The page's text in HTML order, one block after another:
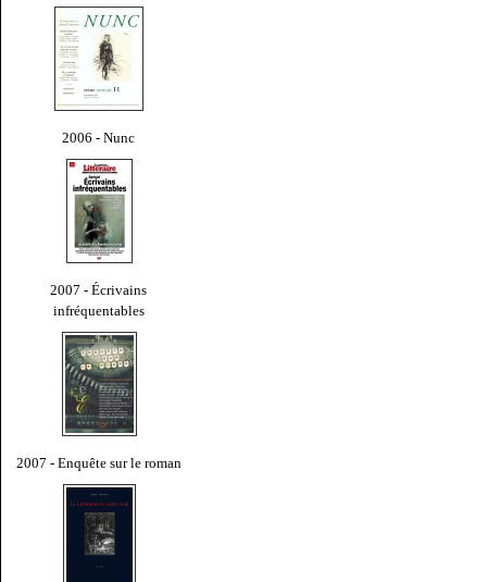
2006 - Nunc
2007 - Écrivains
infréquentables
2007 - Enquête sur le roman